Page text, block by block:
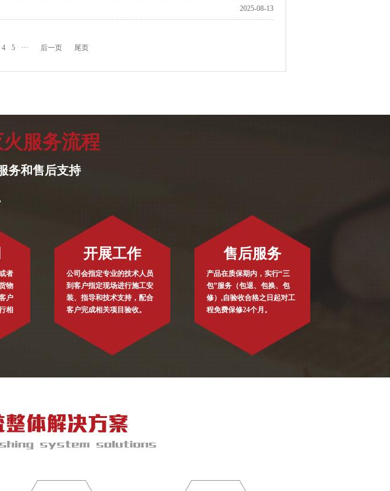
2025-08-13
4 5 ··· 后一页 尾页
服务流程
务和售后支持
者
物
户
相
开展工作
公司会指定专业的技术人员
到客户指定现场进行施工安
装、指导和技术支持，配合
客户完成相关项目验收。
售后服务
产品在质保期内，实行“三
包”服务（包退、包换、包
修）,自验收合格之日起对工
程免费保修24个月。